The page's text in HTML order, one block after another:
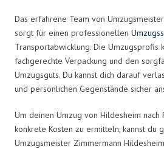
Das erfahrene Team von
sorgt für einen professionellen
Transportabwicklung. Die Umzugsprofis
fachgerechte Verpackung und den
Umzugsguts. Du kannst dich darauf
und persönlichen Gegenstände sicher
Um deinen Umzug von Hildesheim nach
konkrete Kosten zu ermitteln, kannst du
Umzugsmeister Zimmermann